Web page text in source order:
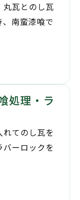
瓦とのし瓦
南蛮漆喰で
処理・ラ
てのし瓦を
ーロックを